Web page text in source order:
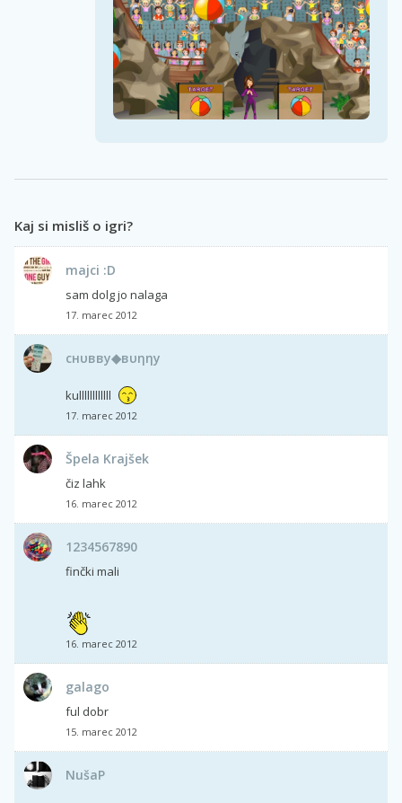
Kaj si misliš o igri?
majci :D
sam dolg jo nalaga
17. marec 2012
cнυвву◆вυηηу
kullllllllllll
17. marec 2012
Špela Krajšek
čiz lahk
16. marec 2012
1234567890
finčki mali
16. marec 2012
galago
ful dobr
15. marec 2012
NušaP